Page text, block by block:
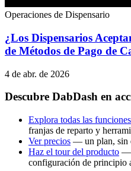
Operaciones de Dispensario
¿Los Dispensarios
de Métodos de Pago de
4 de abr. de 2026
Descubre DabDash en
Explora todas las
franjas de reparto y
Ver precios — un plan, sin
Haz el tour del producto —
configuración de principio